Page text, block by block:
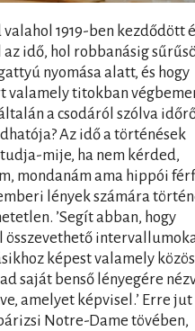
1919-ben kezdődött
idő, hol robbanásig
nyomása alatt, és hogy
valamely titokban
a csodáról szólva
Az idő a történések
mije, ha nem kérded,
mondanám ama hippói
lények számára
’Segít abban, hogy
összevethető
képest valamely közös
saját benső lényegére
amelyet képvisel.’ Erre jut
Notre-Dame tövében,